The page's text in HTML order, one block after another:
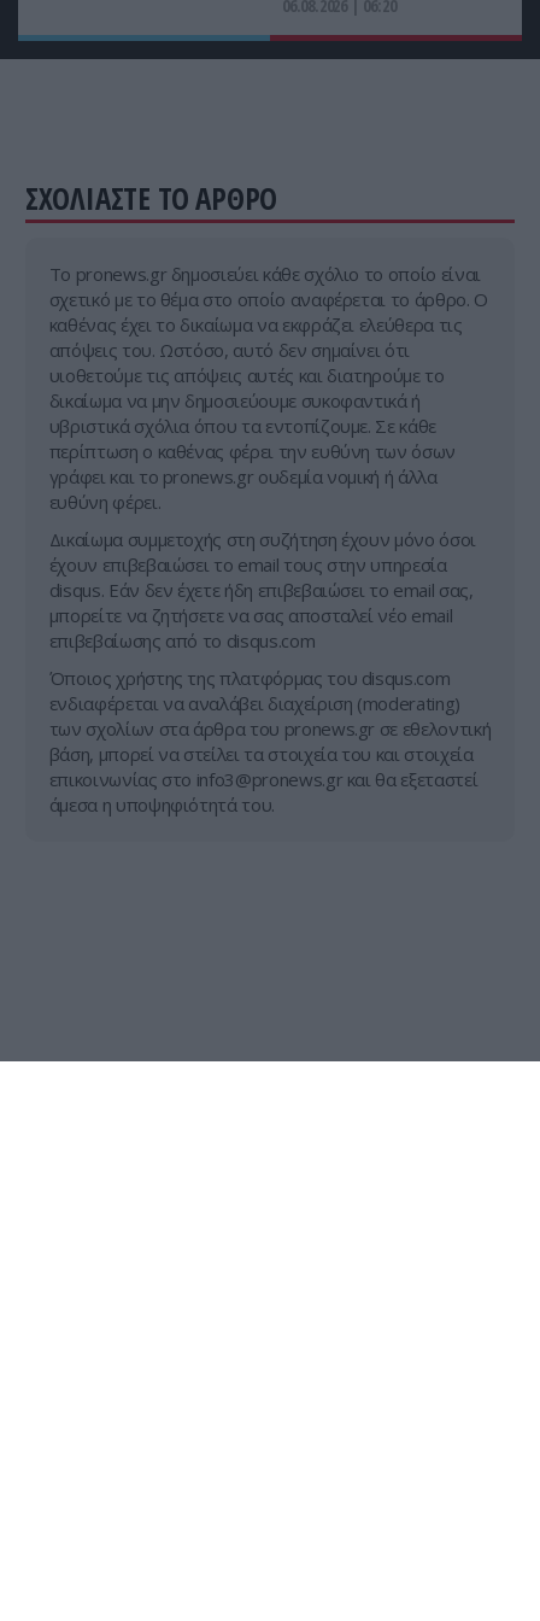
06.08.2026 | 06:20
ΣΧΟΛΙΑΣΤΕ ΤΟ ΑΡΘΡΟ
Tο pronews.gr δημοσιεύει κάθε σχόλιο το οποίο είναι
σχετικό με το θέμα στο οποίο αναφέρεται το άρθρο. Ο
καθένας έχει το δικαίωμα να εκφράζει ελεύθερα τις
απόψεις του. Ωστόσο, αυτό δεν σημαίνει ότι
υιοθετούμε τις απόψεις αυτές και διατηρούμε το
δικαίωμα να μην δημοσιεύουμε συκοφαντικά ή
υβριστικά σχόλια όπου τα εντοπίζουμε. Σε κάθε
περίπτωση ο καθένας φέρει την ευθύνη των όσων
γράφει και το pronews.gr ουδεμία νομική ή άλλα
ευθύνη φέρει.
Δικαίωμα συμμετοχής στη συζήτηση έχουν μόνο όσοι
έχουν επιβεβαιώσει το email τους στην υπηρεσία
disqus. Εάν δεν έχετε ήδη επιβεβαιώσει το email σας,
μπορείτε να ζητήσετε να σας αποσταλεί νέο email
επιβεβαίωσης από το disqus.com
Όποιος χρήστης της πλατφόρμας του disqus.com
ενδιαφέρεται να αναλάβει διαχείριση (moderating)
των σχολίων στα άρθρα του pronews.gr σε εθελοντική
βάση, μπορεί να στείλει τα στοιχεία του και στοιχεία
επικοινωνίας στο info3@pronews.gr και θα εξεταστεί
άμεσα η υποψηφιότητά του.